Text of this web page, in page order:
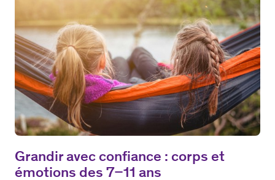
Grandir avec confiance : corps et
émotions des 7–11 ans